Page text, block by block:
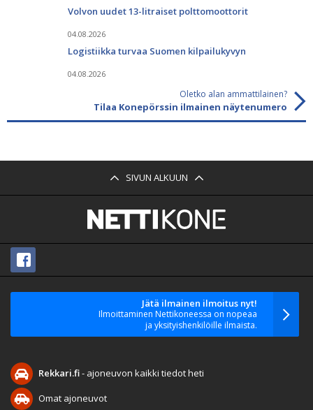
Volvon uudet 13-litraiset polttomoottorit
04.08.2026
Logistiikka turvaa Suomen kilpailukyvyn
04.08.2026
Oletko alan ammattilainen?
Tilaa Konepörssin ilmainen näytenumero
SIVUN ALKUUN
Jätä ilmainen ilmoitus nyt!
Ilmoittaminen Nettikoneessa on nopeaa
ja yksityishenkilöille ilmaista.
Rekkari.fi- ajoneuvon kaikki tiedot heti
Omat ajoneuvot